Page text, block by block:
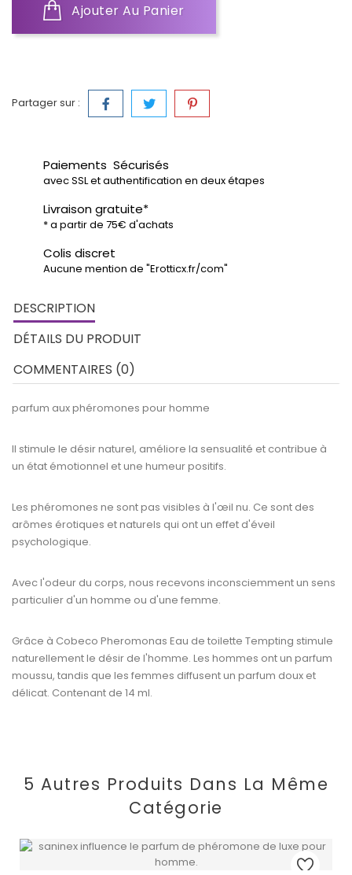
Ajouter Au Panier
Partager sur :
Paiements Sécurisés
avec SSL et authentification en deux étapes
Livraison gratuite*
* a partir de 75€ d'achats
Colis discret
Aucune mention de "Erotticx.fr/com"
DESCRIPTION
DÉTAILS DU PRODUIT
COMMENTAIRES (0)
parfum aux phéromones pour homme
Il stimule le désir naturel, améliore la sensualité et contribue à
un état émotionnel et une humeur positifs.
Les phéromones ne sont pas visibles à l'œil nu. Ce sont des
arômes érotiques et naturels qui ont un effet d'éveil
psychologique.
Avec l'odeur du corps, nous recevons inconsciemment un sens
particulier d'un homme ou d'une femme.
Grâce à Cobeco Pheromonas Eau de toilette Tempting stimule
naturellement le désir de l'homme. Les hommes ont un parfum
moussu, tandis que les femmes diffusent un parfum doux et
délicat. Contenant de 14 ml.
5 Autres Produits Dans La Même
Catégorie